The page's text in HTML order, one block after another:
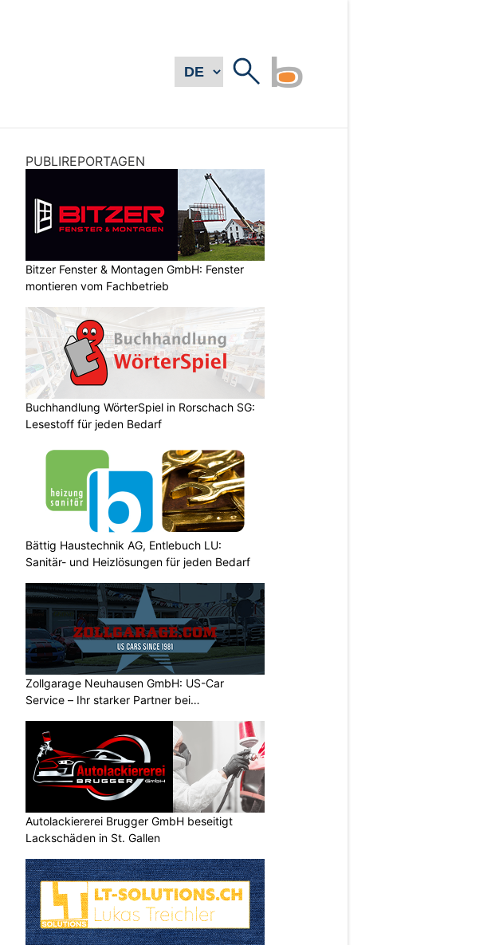
PUBLIREPORTAGEN
Bitzer Fenster & Montagen GmbH: Fenster
montieren vom Fachbetrieb
Buchhandlung WörterSpiel in Rorschach SG:
Lesestoff für jeden Bedarf
Bättig Haustechnik AG, Entlebuch LU:
Sanitär- und Heizlösungen für jeden Bedarf
Zollgarage Neuhausen GmbH: US-Car
Service – Ihr starker Partner bei
Autolackiererei Brugger GmbH beseitigt
Lackschäden in St. Gallen